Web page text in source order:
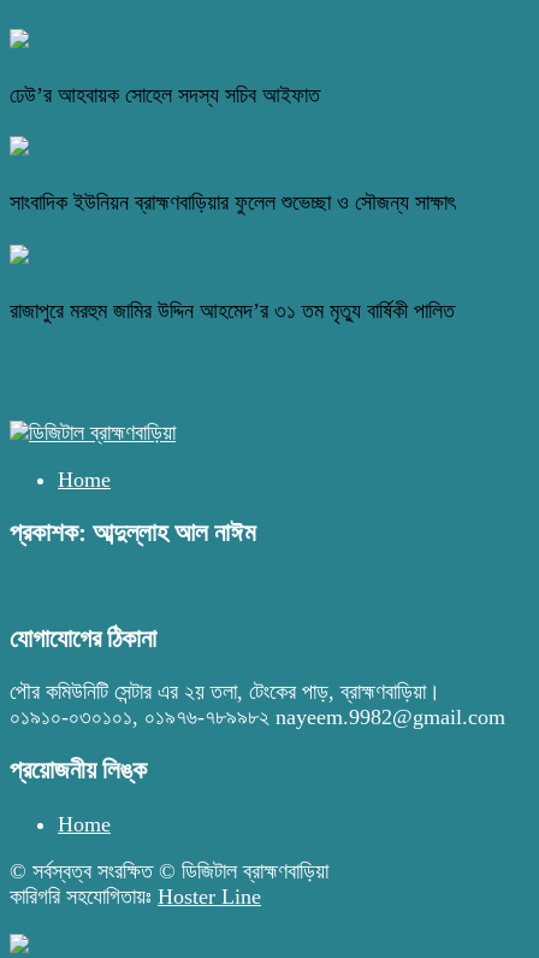
ঢেউ’র আহবায়ক সোহেল সদস্য সচিব আইফাত
সাংবাদিক ইউনিয়ন ব্রাহ্মণবাড়িয়ার ফুলেল শুভেচ্ছা ও সৌজন্য সাক্ষাৎ
রাজাপুরে মরহুম জামির উদ্দিন আহমেদ’র ৩১ তম মৃত্যু বার্ষিকী পালিত
Home
প্রকাশক: আব্দুল্লাহ আল নাঈম
যোগাযোগের ঠিকানা
পৌর কমিউনিটি সেন্টার এর ২য় তলা, টেংকের পাড়, ব্রাহ্মণবাড়িয়া।
০১৯১০-০৩০১০১, ০১৯৭৬-৭৮৯৯৮২ nayeem.9982@gmail.com
প্রয়োজনীয় লিঙ্ক
Home
© সর্বস্বত্ব সংরক্ষিত © ডিজিটাল ব্রাহ্মণবাড়িয়া
কারিগরি সহযোগিতায়ঃ Hoster Line